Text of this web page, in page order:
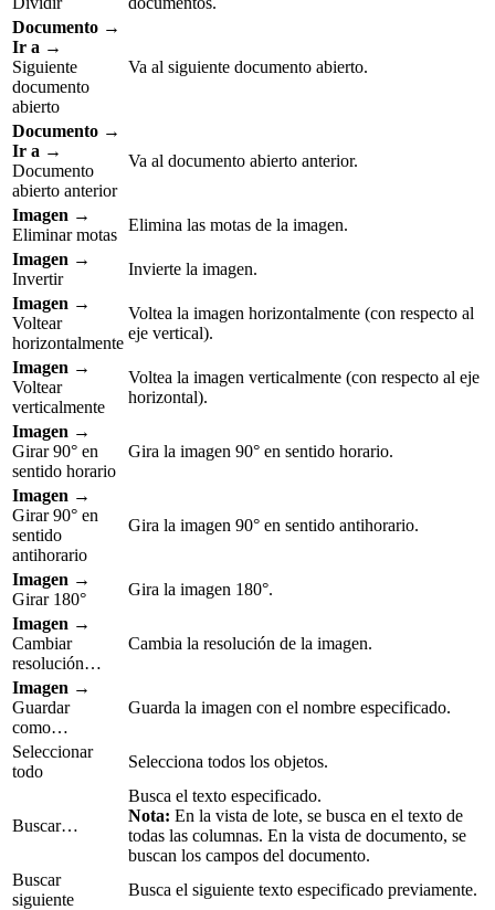
Documento →
Ir a →
Siguiente
documento
abierto
Va al siguiente documento abierto.
Documento →
Ir a →
Documento
abierto anterior
Va al documento abierto anterior.
Imagen →
Eliminar motas
Elimina las motas de la imagen.
Imagen →
Invertir
Invierte la imagen.
Imagen →
Voltear
horizontalmente
Voltea la imagen horizontalmente (con respecto al
eje vertical).
Imagen →
Voltear
verticalmente
Voltea la imagen verticalmente (con respecto al eje
horizontal).
Imagen →
Girar 90° en
sentido horario
Gira la imagen 90° en sentido horario.
Imagen →
Girar 90° en
sentido
antihorario
Gira la imagen 90° en sentido antihorario.
Imagen →
Girar 180°
Gira la imagen 180°.
Imagen →
Cambiar
resolución…
Cambia la resolución de la imagen.
Imagen →
Guardar
como…
Guarda la imagen con el nombre especificado.
Seleccionar
todo
Selecciona todos los objetos.
Buscar…
Busca el texto especificado.
Nota: En la vista de lote, se busca en el texto de
todas las columnas. En la vista de documento, se
buscan los campos del documento.
Buscar
siguiente
Busca el siguiente texto especificado previamente.